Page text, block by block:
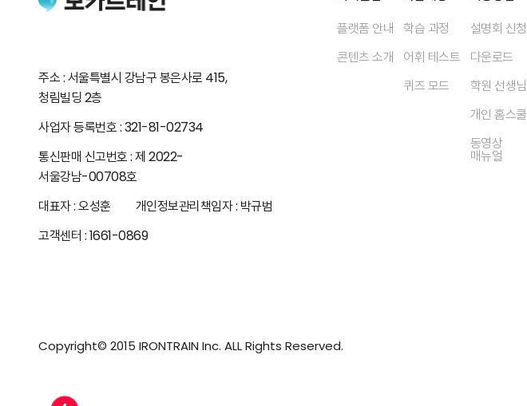
주소 : 서울특별시 강남구 봉은사로 415,
청림빌딩 2층
사업자 등록번호 : 321-81-02734
통신판매 신고번호 : 제 2022-
서울강남-00708호
대표자 : 오성훈 개인정보관리책임자 : 박규범
고객센터 : 1661-0869
플랫폼 안내
콘텐츠 소개
학습 과정
어휘 테스트
퀴즈 모드
설명회 신청
다운로드
학원 선생님
개인 홈스쿨
동영상
매뉴얼
Copyright© 2015 IRONTRAIN Inc. ALL Rights Reserved.